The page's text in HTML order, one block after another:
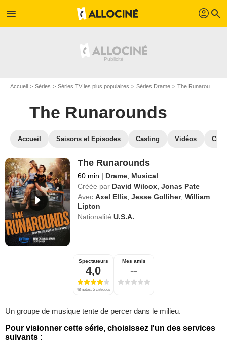
menu profil search
Accueil Séries Séries TV les plus populaires Séries Drame The Runarounds
The Runarounds
Accueil Saisons et Episodes Casting Vidéos
The Runarounds
60 min | Drame Musical
Créée par David Wilcox ,Jonas Pate
Avec Axel Ellis ,Jesse Golliher,William
Lipton
Nationalité U.S.A.
Spectateurs
4,0
48 notes, 5 critiques
Mes amis
--
Un groupe de musique tente de percer dans le milieu.
Pour visionner cette série, choisissez l'un des services
suivants :